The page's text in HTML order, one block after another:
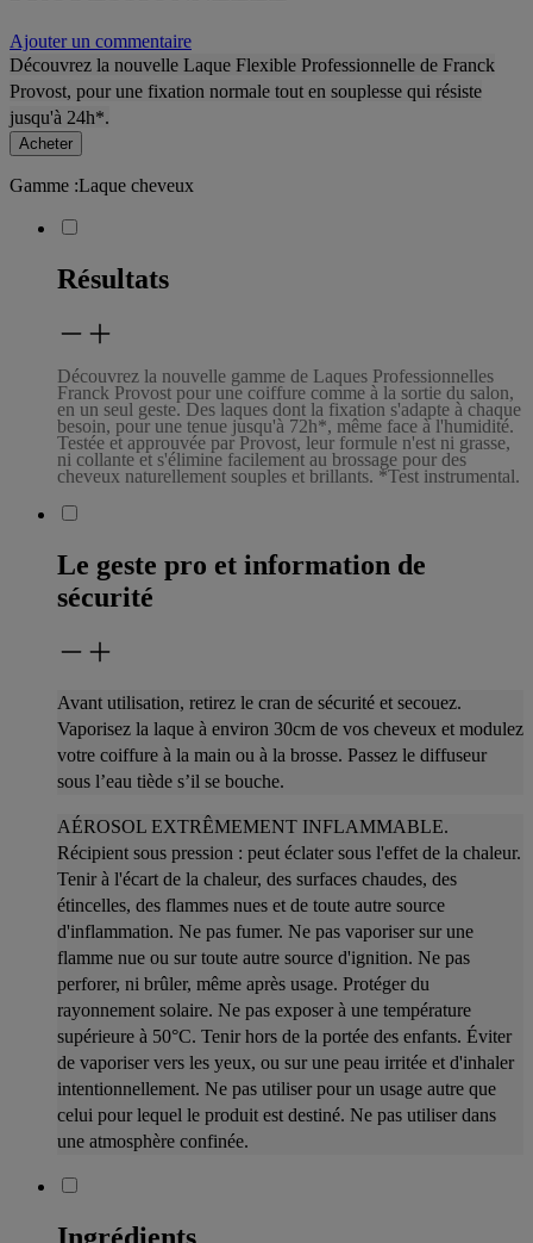
Ajouter un commentaire
Découvrez la nouvelle Laque Flexible Professionnelle de Franck
Provost, pour une fixation normale tout en souplesse qui résiste
jusqu'à 24h*.
Acheter
Gamme :Laque cheveux
Résultats
Découvrez la nouvelle gamme de Laques Professionnelles
Franck Provost pour une coiffure comme à la sortie du salon,
en un seul geste. Des laques dont la fixation s'adapte à chaque
besoin, pour une tenue jusqu'à 72h*, même face à l'humidité.
Testée et approuvée par Provost, leur formule n'est ni grasse,
ni collante et s'élimine facilement au brossage pour des
cheveux naturellement souples et brillants. *Test instrumental.
Le geste pro et information de
sécurité
Avant utilisation, retirez le cran de sécurité et secouez.
Vaporisez la laque à environ 30cm de vos cheveux et modulez
votre coiffure à la main ou à la brosse. Passez le diffuseur
sous l’eau tiède s’il se bouche.
AÉROSOL EXTRÊMEMENT INFLAMMABLE.
Récipient sous pression : peut éclater sous l'effet de la chaleur.
Tenir à l'écart de la chaleur, des surfaces chaudes, des
étincelles, des flammes nues et de toute autre source
d'inflammation. Ne pas fumer. Ne pas vaporiser sur une
flamme nue ou sur toute autre source d'ignition. Ne pas
perforer, ni brûler, même après usage. Protéger du
rayonnement solaire. Ne pas exposer à une température
supérieure à 50°C. Tenir hors de la portée des enfants. Éviter
de vaporiser vers les yeux, ou sur une peau irritée et d'inhaler
intentionnellement. Ne pas utiliser pour un usage autre que
celui pour lequel le produit est destiné. Ne pas utiliser dans
une atmosphère confinée.
Ingrédients